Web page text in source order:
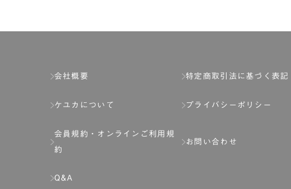
会社概要
ケユカについて
会員規約・
オンラインご利用規
約
Q&A
特定商取引法に基づく表記
プライバシーポリシー
お問い合わせ